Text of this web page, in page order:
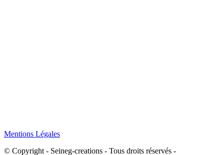
Mentions Légales
© Copyright - Seineg-creations - Tous droits réservés -